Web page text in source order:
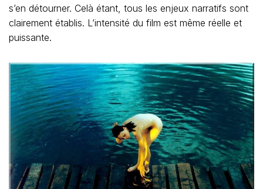
s’en détourner. Celà étant, tous les enjeux narratifs sont
clairement établis. L’intensité du film est même réelle et
puissante.